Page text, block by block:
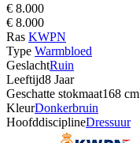
€ 8.000
€ 8.000
Ras KWPN
Type Warmbloed
GeslachtRuin
Leeftijd8 Jaar
Geschatte stokmaat168 cm
KleurDonkerbruin
HoofddisciplineDressuur